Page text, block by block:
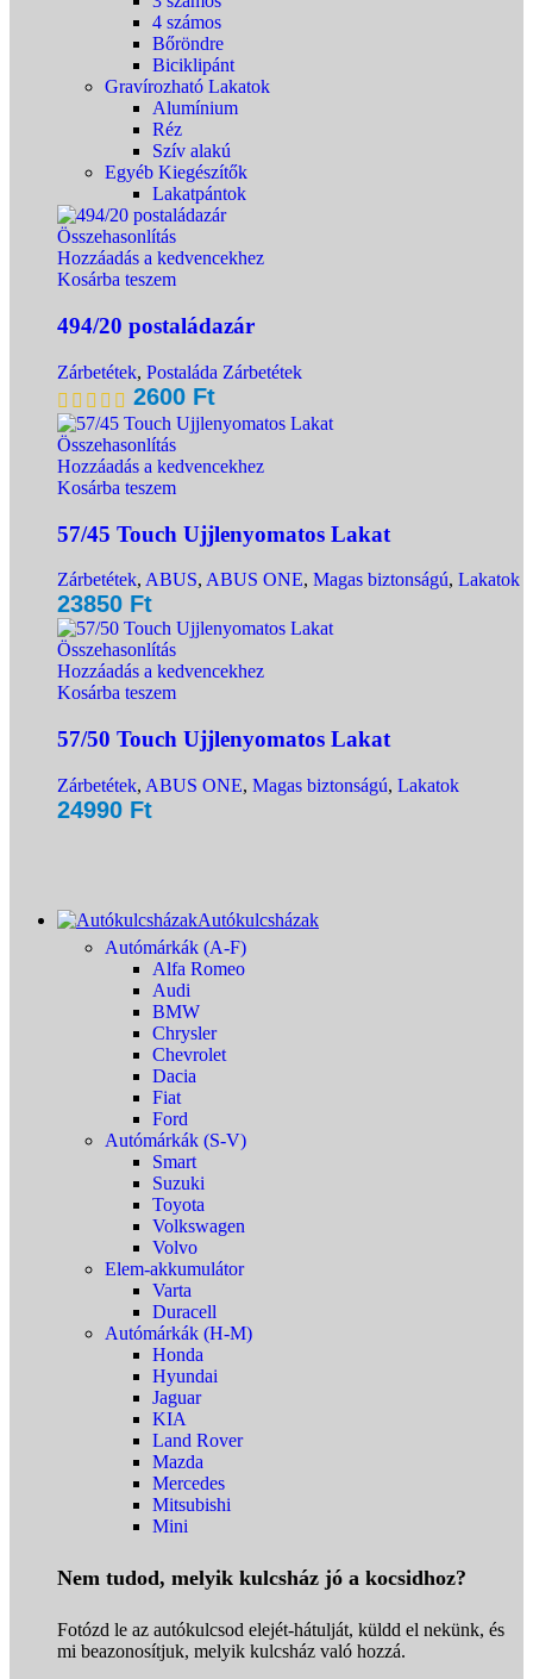
4 számos
Bőröndre
Biciklipánt
Gravírozható Lakatok
Alumínium
Réz
Szív alakú
Egyéb Kiegészítők
Lakatpántok
Összehasonlítás
Hozzáadás a kedvencekhez
Kosárba teszem
494/20 postaládazár
Zárbetétek, Postaláda Zárbetétek
2600 Ft
Összehasonlítás
Hozzáadás a kedvencekhez
Kosárba teszem
57/45 Touch Ujjlenyomatos Lakat
Zárbetétek, ABUS, ABUS ONE, Magas biztonságú, Lakatok
23850 Ft
Összehasonlítás
Hozzáadás a kedvencekhez
Kosárba teszem
57/50 Touch Ujjlenyomatos Lakat
Zárbetétek, ABUS ONE, Magas biztonságú, Lakatok
24990 Ft
Autókulcsházak
Autómárkák (A-F)
Alfa Romeo
Audi
BMW
Chrysler
Chevrolet
Dacia
Fiat
Ford
Autómárkák (S-V)
Smart
Suzuki
Toyota
Volkswagen
Volvo
Elem-akkumulátor
Varta
Duracell
Autómárkák (H-M)
Honda
Hyundai
Jaguar
KIA
Land Rover
Mazda
Mercedes
Mitsubishi
Mini
Nem tudod, melyik kulcsház jó a kocsidhoz?
Fotózd le az autókulcsod elejét-hátulját, küldd el nekünk, és
mi beazonosítjuk, melyik kulcsház való hozzá.